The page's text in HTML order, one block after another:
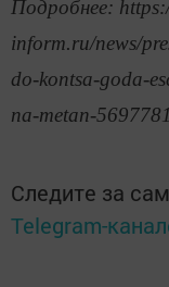
Подробнее:
inform.ru/news/
do-kontsa-goda-
na-metan-5697781
Следите за
Telegram-